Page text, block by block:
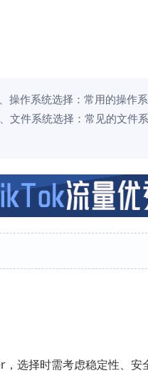
操作系统选择：常用的操作
文件系统选择：常见的文件
选择时需考虑稳定性、安